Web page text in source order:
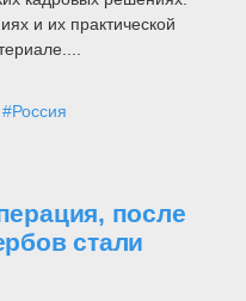
и их практической
#Россия
после
стали